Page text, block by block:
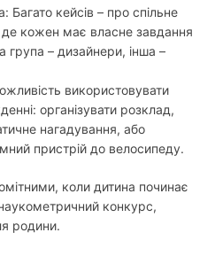
Багато кейсів – про спільне
кожен має власне завдання
група – дизайнери, інша –
використовувати
організувати розклад,
нагадування, або
пристрій до велосипеду.
коли дитина починає
конкурс,
родини.